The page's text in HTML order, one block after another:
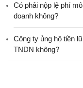
Có phải nộp lệ phí
doanh không?
Công ty ủng hộ tiền
TNDN không?